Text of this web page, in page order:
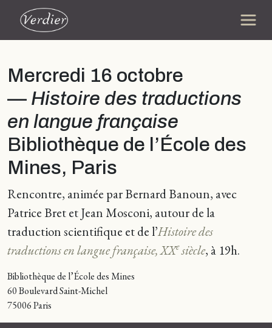
Mercredi 16 octobre
— Histoire des traductions
en langue française
Bibliothèque de l’École des
Mines, Paris
Rencontre, animée par Bernard Banoun, avec
Patrice Bret et Jean Mosconi, autour de la
traduction scientifique et de l’Histoire des
traductions en langue française, XXesiècle, à 19h.
Bibliothèque de l’École des Mines
60 Boulevard Saint-Michel
75006 Paris